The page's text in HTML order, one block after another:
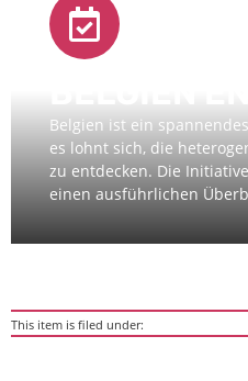
Belgien ist ein
es lohnt sich, die
zu entdecken. Die
einen ausführlichen
This item is filed under: